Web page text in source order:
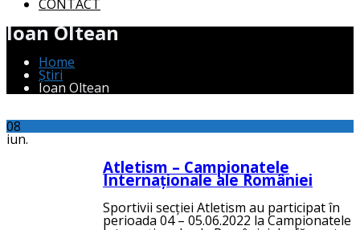
CONTACT
Ioan Oltean
Home
Știri
Ioan Oltean
08
iun.
Atletism – Campionatele
Internaționale ale României
Sportivii secției Atletism au participat în
perioada 04 – 05.06.2022 la Campionatele